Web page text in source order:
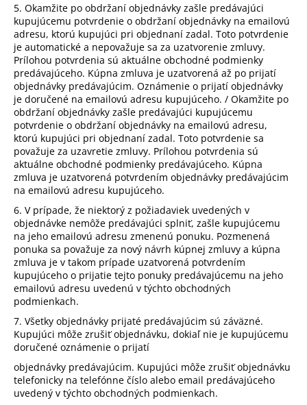
5. Okamžite po obdržaní objednávky zašle predávajúci
kupujúcemu potvrdenie o obdržaní objednávky na emailovú
adresu, ktorú kupujúci pri objednaní zadal. Toto potvrdenie
je automatické a nepovažuje sa za uzatvorenie zmluvy.
Prílohou potvrdenia sú aktuálne obchodné podmienky
predávajúceho. Kúpna zmluva je uzatvorená až po prijatí
objednávky predávajúcim. Oznámenie o prijatí objednávky
je doručené na emailovú adresu kupujúceho. / Okamžite po
obdržaní objednávky zašle predávajúci kupujúcemu
potvrdenie o obdržaní objednávky na emailovú adresu,
ktorú kupujúci pri objednaní zadal. Toto potvrdenie sa
považuje za uzavretie zmluvy. Prílohou potvrdenia sú
aktuálne obchodné podmienky predávajúceho. Kúpna
zmluva je uzatvorená potvrdením objednávky predávajúcim
na emailovú adresu kupujúceho.
6. V prípade, že niektorý z požiadaviek uvedených v
objednávke nemôže predávajúci splniť, zašle kupujúcemu
na jeho emailovú adresu zmenenú ponuku. Pozmenená
ponuka sa považuje za nový návrh kúpnej zmluvy a kúpna
zmluva je v takom prípade uzatvorená potvrdením
kupujúceho o prijatie tejto ponuky predávajúcemu na jeho
emailovú adresu uvedenú v týchto obchodných
podmienkach.
7. Všetky objednávky prijaté predávajúcim sú záväzné.
Kupujúci môže zrušiť objednávku, dokiaľ nie je kupujúcemu
doručené oznámenie o prijatí
objednávky predávajúcim. Kupujúci môže zrušiť objednávku
telefonicky na telefónne číslo alebo email predávajúceho
uvedený v týchto obchodných podmienkach.